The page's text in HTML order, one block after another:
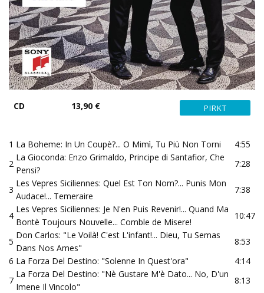
CD 13,90 €
1 La Boheme: In Un Coupè?... O Mimì, Tu Più Non Torni
4:55
2
La Gioconda: Enzo Grimaldo, Principe di Santafior, Che
Pensi?
7:28
3
Les Vepres Siciliennes: Quel Est Ton Nom?... Punis Mon
Audace!... Temeraire
7:38
4
Les Vepres Siciliennes: Je N'en Puis Revenir!... Quand Ma
Bontè Toujours Nouvelle... Comble de Misere!
10:47
5
Don Carlos: "Le Voilà! C'est L'infant!... Dieu, Tu Semas
Dans Nos Ames"
8:53
6 La Forza Del Destino: "Solenne In Quest'ora"
4:14
7
La Forza Del Destino: "Nè Gustare M'è Dato... No, D'un
Imene Il Vincolo"
8:13